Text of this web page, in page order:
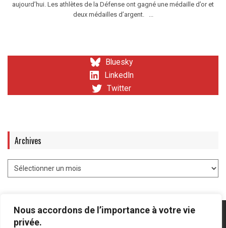
Nous accordons de l’importance à votre vie
privée.
aujourd’hui. Les athlètes de la Défense ont gagné une médaille d’or et
deux médailles d’argent. ...
Bluesky
LinkedIn
Twitter
Archives